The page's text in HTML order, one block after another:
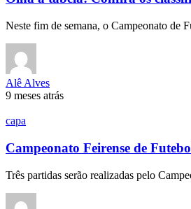
Neste fim de semana, o Campeonato de
Alê Alves
9 meses atrás
capa
Campeonato Feirense de
Três partidas serão realizadas pelo